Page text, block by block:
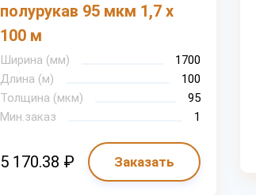
полурукав 95 мкм 1,7 х
100 м
Ширина (мм)
1700
Длина (м)
100
Толщина (мкм)
95
Мин.заказ
1
5 170.38 ₽ Заказать